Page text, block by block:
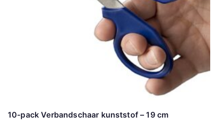
10-pack Verbandschaar kunststof – 19 cm